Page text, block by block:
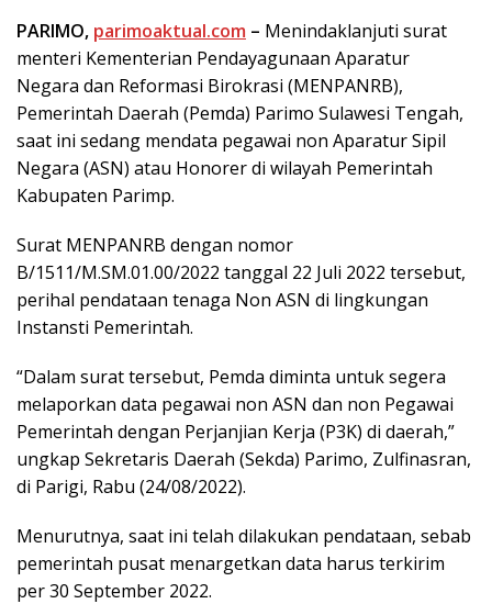
PARIMO, parimoaktual.com – Menindaklanjuti surat
menteri Kementerian Pendayagunaan Aparatur
Negara dan Reformasi Birokrasi (MENPANRB),
Pemerintah Daerah (Pemda) Parimo Sulawesi Tengah,
saat ini sedang mendata pegawai non Aparatur Sipil
Negara (ASN) atau Honorer di wilayah Pemerintah
Kabupaten Parimp.
Surat MENPANRB dengan nomor
B/1511/M.SM.01.00/2022 tanggal 22 Juli 2022 tersebut,
perihal pendataan tenaga Non ASN di lingkungan
Instansti Pemerintah.
“Dalam surat tersebut, Pemda diminta untuk segera
melaporkan data pegawai non ASN dan non Pegawai
Pemerintah dengan Perjanjian Kerja (P3K) di daerah,”
ungkap Sekretaris Daerah (Sekda) Parimo, Zulfinasran,
di Parigi, Rabu (24/08/2022).
Menurutnya, saat ini telah dilakukan pendataan, sebab
pemerintah pusat menargetkan data harus terkirim
per 30 September 2022.